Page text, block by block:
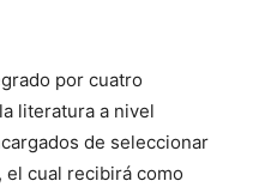
por cuatro
literatura a nivel
de seleccionar
el cual recibirá como